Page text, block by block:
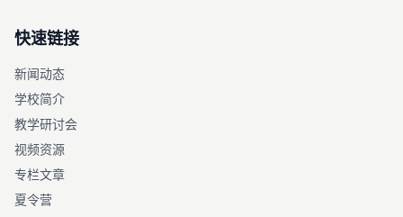
快速链接
新闻动态
学校简介
教学研讨会
视频资源
专栏文章
夏令营